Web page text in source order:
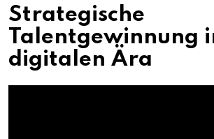
Strategische
Talentgewinnung
digitalen Ära